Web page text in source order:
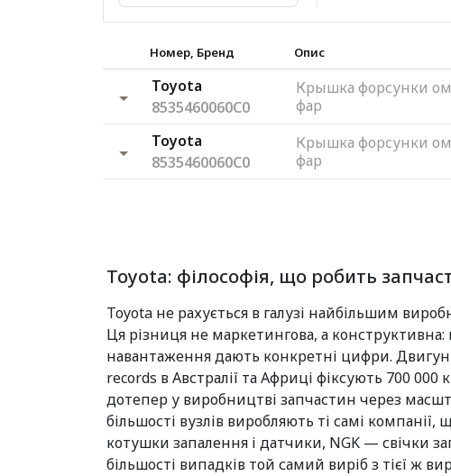
Номер, Бренд Опис
Toyota
8535460060C0
Крышка форсунки
фар
Toyota
8535460060C0
Крышка форсунки
фар
Toyota: філософія, що робить
Toyota не рахується в галузі найбільшим
Ця різниця не маркетингова, а
навантаження дають конкретні цифри. Двигун
records в Австралії та Африці фіксують 700
дотепер у виробництві запчастин через
більшості вузлів виробляють ті самі
котушки запалення і датчики, NGK — свічки
більшості випадків той самий виріб з тієї ж